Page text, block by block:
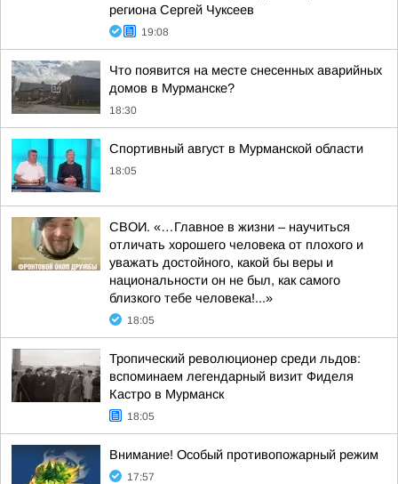
региона Сергей Чуксеев
19:08
Что появится на месте снесенных аварийных
домов в Мурманске?
18:30
Спортивный август в Мурманской области
18:05
СВОИ. «…Главное в жизни – научиться
отличать хорошего человека от плохого и
уважать достойного, какой бы веры и
национальности он не был, как самого
близкого тебе человека!...»
18:05
Тропический революционер среди льдов:
вспоминаем легендарный визит Фиделя
Кастро в Мурманск
18:05
Внимание! Особый противопожарный режим
17:57